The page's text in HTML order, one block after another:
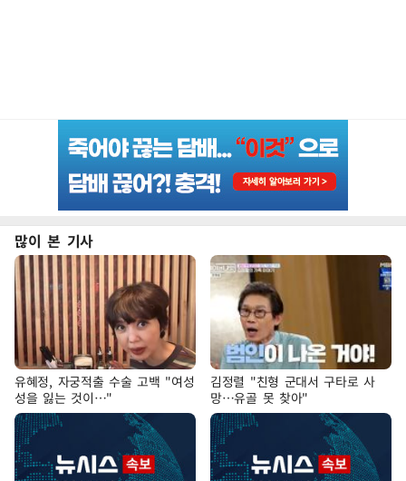
많이 본 기사
유혜정, 자궁적출 수술 고백 "여성
성을 잃는 것이…"
김정렬 "친형 군대서 구타로 사
망…유골 못 찾아"